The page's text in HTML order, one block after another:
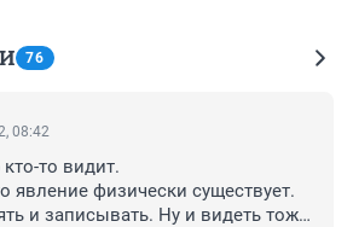
76
08:42
то видит.
явление физически существует.
и записывать. Ну и видеть тоже